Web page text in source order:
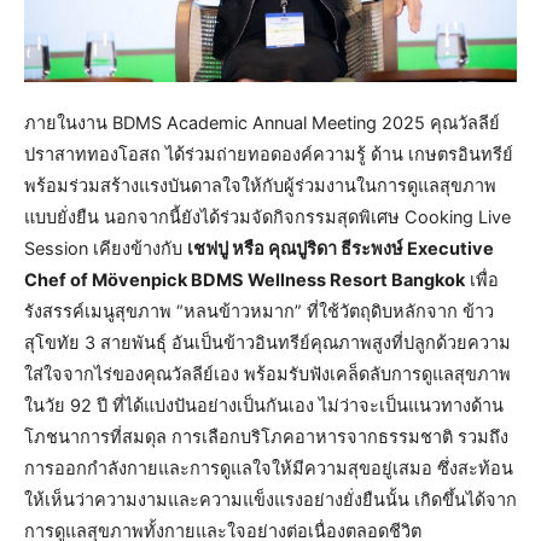
ภายในงาน BDMS Academic Annual Meeting 2025 คุณวัลลีย์
ปราสาททองโอสถ ได้ร่วมถ่ายทอดองค์ความรู้ ด้าน เกษตรอินทรีย์
พร้อมร่วมสร้างแรงบันดาลใจให้กับผู้ร่วมงานในการดูแลสุขภาพ
แบบยั่งยืน นอกจากนี้ยังได้ร่วมจัดกิจกรรมสุดพิเศษ Cooking Live
Session เคียงข้างกับ เชฟปู หรือ คุณปูริดา ธีระพงษ์ Executive
Chef of Mövenpick BDMS Wellness Resort Bangkok เพื่อ
รังสรรค์เมนูสุขภาพ “หลนข้าวหมาก” ที่ใช้วัตถุดิบหลักจาก ข้าว
สุโขทัย 3 สายพันธุ์ อันเป็นข้าวอินทรีย์คุณภาพสูงที่ปลูกด้วยความ
ใส่ใจจากไร่ของคุณวัลลีย์เอง พร้อมรับฟังเคล็ดลับการดูแลสุขภาพ
ในวัย 92 ปี ที่ได้แบ่งปันอย่างเป็นกันเอง ไม่ว่าจะเป็นแนวทางด้าน
โภชนาการที่สมดุล การเลือกบริโภคอาหารจากธรรมชาติ รวมถึง
การออกกำลังกายและการดูแลใจให้มีความสุขอยู่เสมอ ซึ่งสะท้อน
ให้เห็นว่าความงามและความแข็งแรงอย่างยั่งยืนนั้น เกิดขึ้นได้จาก
การดูแลสุขภาพทั้งกายและใจอย่างต่อเนื่องตลอดชีวิต